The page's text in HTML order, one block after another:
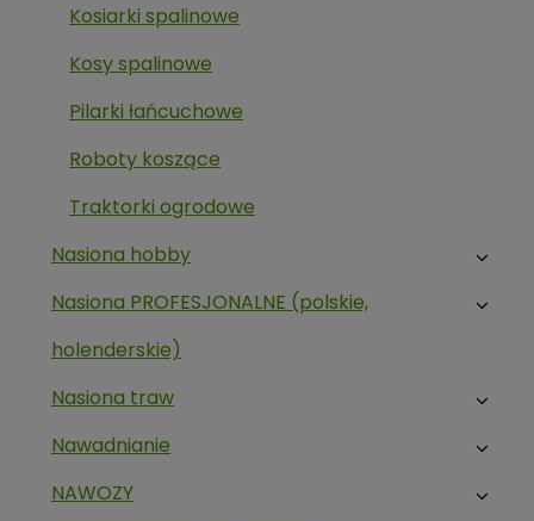
Kosiarki spalinowe
Kosy spalinowe
Pilarki łańcuchowe
Roboty koszące
Traktorki ogrodowe
Nasiona hobby
Nasiona PROFESJONALNE (polskie,
holenderskie)
Nasiona traw
Nawadnianie
NAWOZY